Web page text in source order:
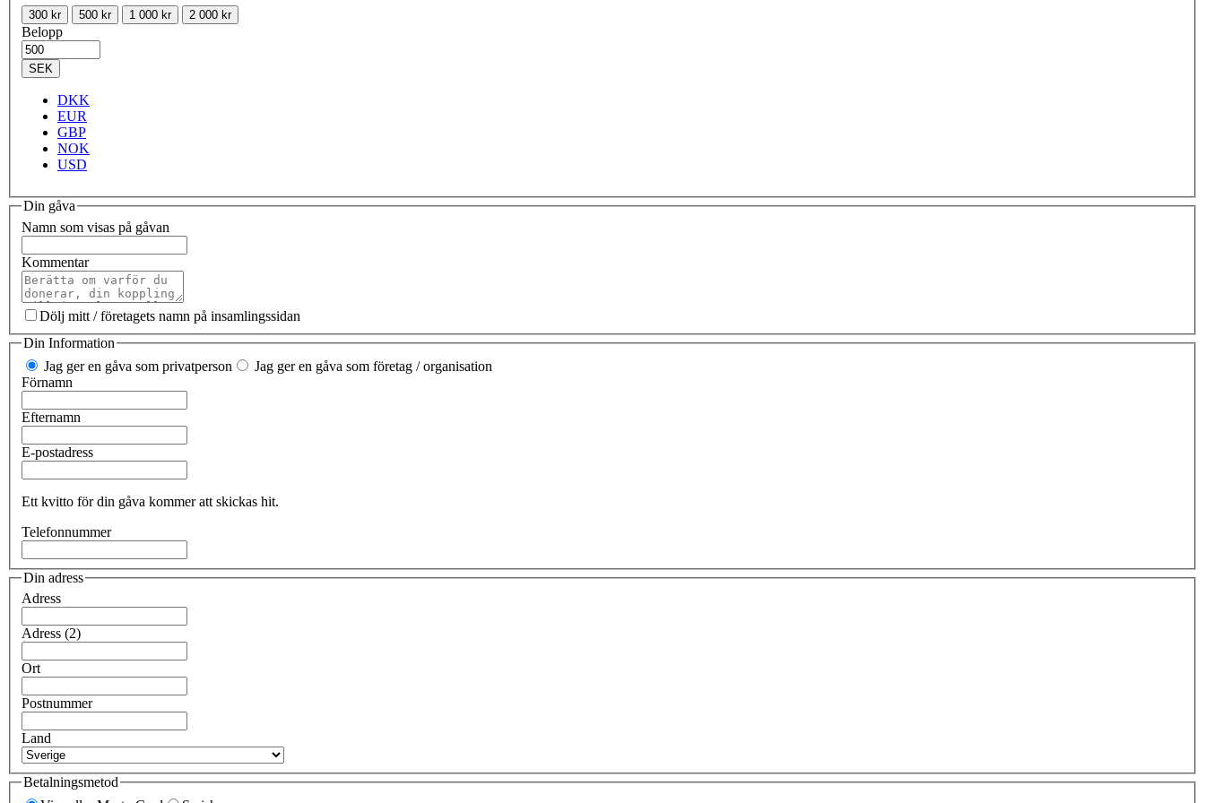
300 kr 500 kr 1 000 kr 2 000 kr
Belopp
SEK
DKK
EUR
GBP
NOK
USD
Din gåva
Namn som visas på gåvan
Kommentar
Dölj mitt / företagets namn på insamlingssidan
Din Information
Jag ger en gåva som privatperson
Jag ger en gåva som företag / organisation
Förnamn
Efternamn
E-postadress
Ett kvitto för din gåva kommer att skickas hit.
Telefonnummer
Din adress
Adress
Adress (2)
Ort
Postnummer
Land
Betalningsmetod